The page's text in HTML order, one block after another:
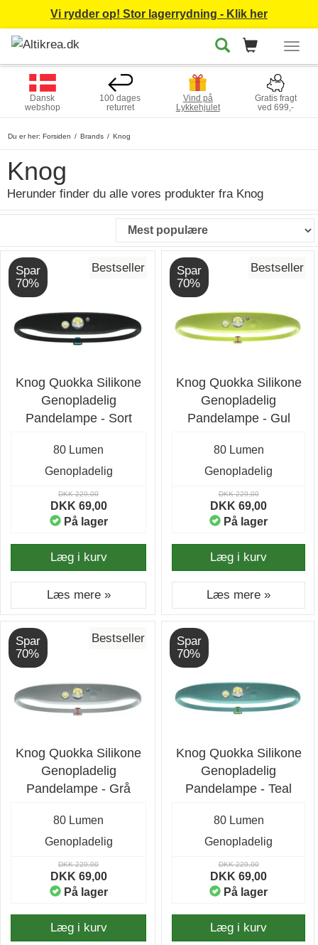
Vi rydder op! Stor lagerrydning - Klik her
Dansk
webshop
100 dages
returret
Vind på
Lykkehjulet
Gratis fragt
ved 699,-
Du er her: Forsiden Brands Knog
Knog
Herunder finder du alle vores produkter fra Knog
Spar
70%
Bestseller
Knog Quokka Silikone
Genopladelig
Pandelampe - Sort
80 Lumen
Genopladelig
DKK 229,00
DKK 69,00
På lager
Læg i kurv
Læs mere »
Spar
70%
Bestseller
Knog Quokka Silikone
Genopladelig
Pandelampe - Gul
80 Lumen
Genopladelig
DKK 229,00
DKK 69,00
På lager
Læg i kurv
Læs mere »
Spar
70%
Bestseller
Knog Quokka Silikone
Genopladelig
Pandelampe - Grå
80 Lumen
Genopladelig
DKK 229,00
DKK 69,00
På lager
Læg i kurv
Spar
70%
Knog Quokka Silikone
Genopladelig
Pandelampe - Teal
80 Lumen
Genopladelig
DKK 229,00
DKK 69,00
På lager
Læg i kurv